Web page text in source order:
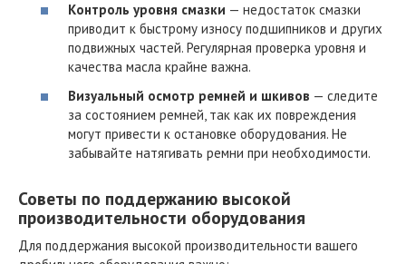
Контроль уровня смазки — недостаток смазки
приводит к быстрому износу подшипников и других
подвижных частей. Регулярная проверка уровня и
качества масла крайне важна.
Визуальный осмотр ремней и шкивов — следите
за состоянием ремней, так как их повреждения
могут привести к остановке оборудования. Не
забывайте натягивать ремни при необходимости.
Советы по поддержанию высокой
производительности оборудования
Для поддержания высокой производительности вашего